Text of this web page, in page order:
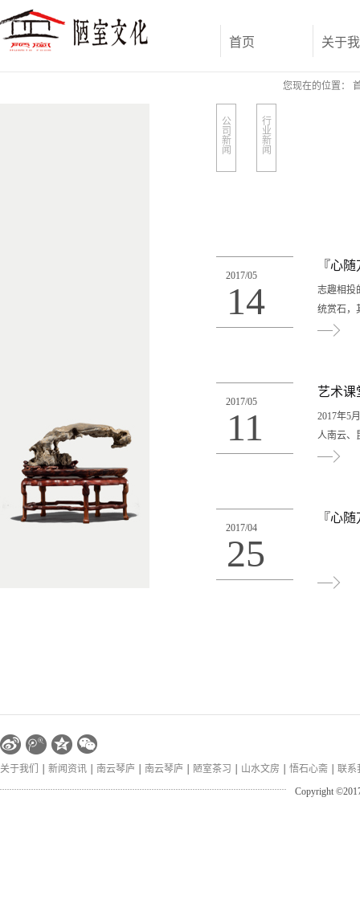
首页 关于
您现在的位置：
公
司
新
闻
行
业
新
闻
2017/05
14
『心
志趣相投
统赏石
中、宣传
情 漱泉
2017/05
11
艺术
2017年5
人南云、
猛精进
昆曲教
2017/04
25
『心
关于我们 新闻资讯 南云琴庐 南云琴庐 陋室茶习 山水文房 悟石心斋
联系
Copyright